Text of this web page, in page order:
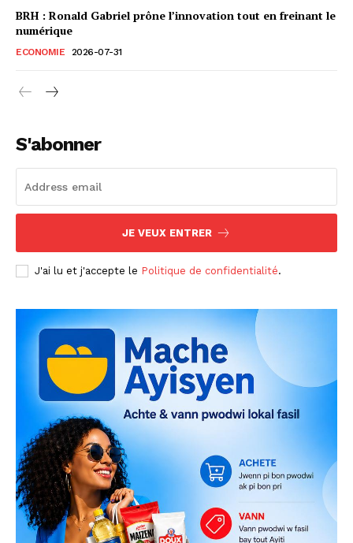
BRH : Ronald Gabriel prône l’innovation tout en freinant le
numérique
ECONOMIE 2026-07-31
S'abonner
JE VEUX ENTRER
J'ai lu et j'accepte le Politique de confidentialité.